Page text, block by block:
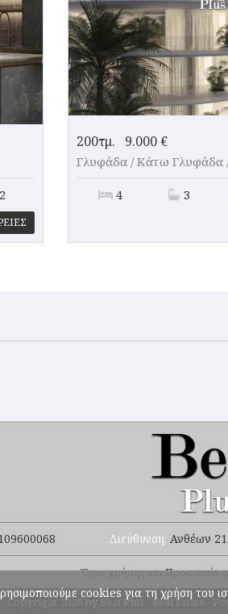
cookies για τη χρήση του
2
200τμ. 9.000 €
Γλυφάδα / Κάτω Γλυφάδα
4 3
Διεύθυνση: Ανθέων
Όροι χρήσης και
Copyright 2026 by Best Plus - Real Estate-